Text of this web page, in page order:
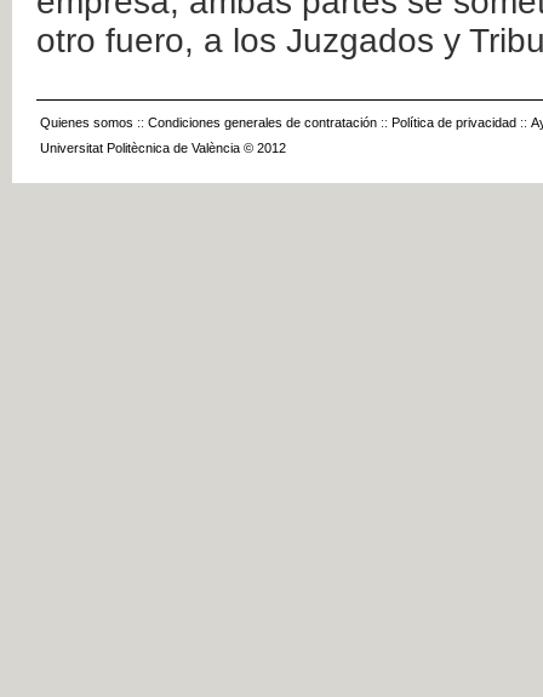
otro fuero, a los Juzgados y
Quienes somos :: Condiciones generales de contratación :: Política de privacidad ::
Universitat Politècnica de València © 2012